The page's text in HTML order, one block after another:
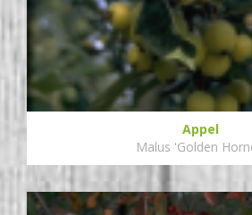
Appel
Malus 'Golden